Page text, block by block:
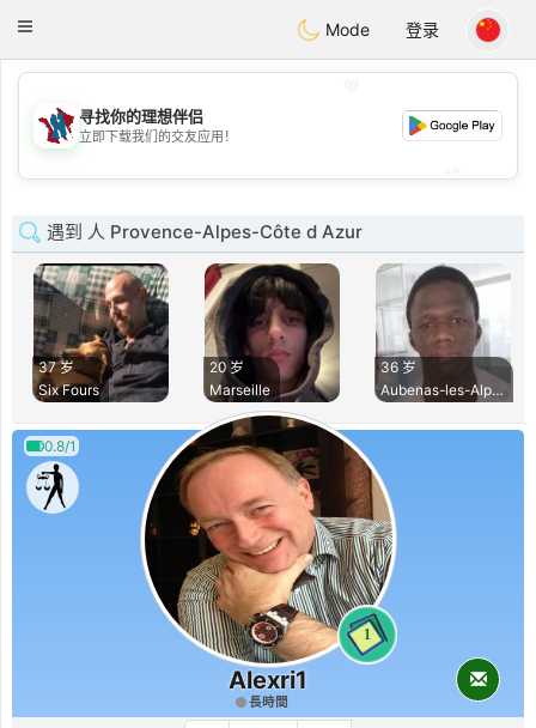
Taimerais
Toggle
Mode 登录
💖
💕
寻找你的理想伴侣
立即下载我们的交友应用！
遇到 人 Provence-Alpes-Côte d Azur
37 岁
Six Fours
20 岁
Marseille
36 岁
Aubenas-les-Alpes
0.8/1
1
Alexri1
長時間